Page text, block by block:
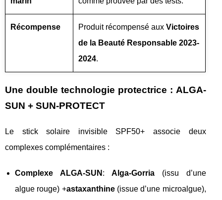
Récompense Produit récompensé aux Victoires
de la Beauté Responsable 2023-
2024.
Une double technologie protectrice : ALGA-
SUN + SUN-PROTECT
Le stick solaire invisible SPF50+ associe deux
complexes complémentaires :
Complexe ALGA-SUN :Alga-Gorria (issu d’une
algue rouge) +astaxanthine(issue d’une microalgue),